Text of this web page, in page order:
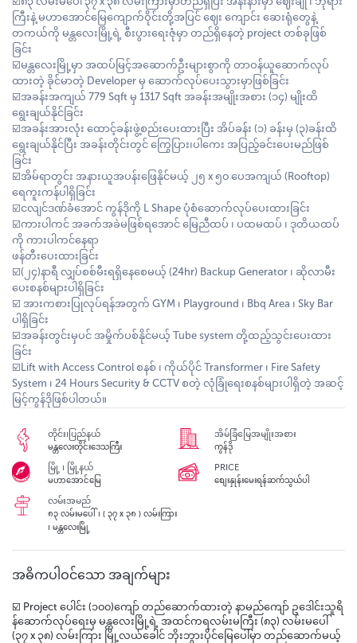
ကြီးနဲ့ မဟာအောင်မြေကျောက်ဝိုင်းတို့အပြင် ဈေး ကျောင်း ဆေးရုံတွေနဲ့
တကယ်ကို မန္တလေးမြို့ရဲ့ စီးပွားရေးဇုံမှာ တည်ရှိနေတဲ့ project တစ်ခုဖြစ်
ခြင်း
☑️မန္တလေးမြို့မှာ အထပ်မြင့်အဆောက်ဦးများစွာကို တာဝန်ယူဆောက်လုပ်
ထားတဲ့ ခိုင်မာတဲ့ Developer မှ ဆောက်လုပ်ပေးသွားမှာဖြစ်ခြင်း
☑️အခန်းအကျယ် 779 Sqft မှ 1317 Sqft အခန်းအမျိုးအစား (၁၄) မျိုးထိ
ရွေးချယ်နိုင်ခြင်း
☑️အခန်းအားလုံး ထောင့်ခန်းဖွဲ့စည်းပေးထားပြီး အိပ်ခန်း (၁) ခန်းမှ (၃)ခန်းထိ
ရွေးချယ်နိုင်ပြီး အခန်းတိုင်းတွင် ကြွေပြား၊ပါကေး အပြည့်ခင်းပေးမည်ဖြစ်
ခြင်း
☑️အိမ်ရာတွင်း အနားယူအပန်းဖြေနိုင်မယ့် ၂၅ x ၅၀ ပေအကျယ် (Rooftop)
ရေကူးကန်ပါရှိခြင်း
☑️ငလျင်ဒဏ်ခံအောင် ကွန်ဒိုကို L Shape ပုံစံဆောက်လုပ်ပေးထားခြင်း
☑️ကားပါကင် အခက်အခဲမဖြစ်ရအောင် မြေညီထပ် ၊ ပထမထပ် ၊ ဒုတိယထပ်
ကို ကားပါကင်နေရာ
ဖန်တီးပေးထားခြင်း
☑️(၂၄)နာရီ လျှပ်စစ်မီးရရှိနေစေမယ့် (24hr) Backup Generator ၊ ဆိုလာမီး
ပေးစနစ်များပါရှိခြင်း
☑️ အားကစားပြုလုပ်ရန်အတွက် GYM ၊ Playground ၊ Bbq Area ၊ Sky Bar
ပါရှိခြင်း
☑️အခန်းတွင်းမှပင် အမှိုက်ပစ်နိုင်မယ့် Tube system တို့ထည့်သွင်းပေးထား
ခြင်း
☑️Lift with Access Control စနစ် ၊ ကိုယ်ပိုင် Transformer ၊ Fire Safety
System ၊ 24 Hours Security & CCTV စတဲ့ လုံခြုံရေးစနစ်များပါရှိတဲ့ အဆင့်
မြင့်ကွန်ဒိုဖြစ်ပါတယ်။
တိုင်း၊ပြည်နယ်
မန္တလေးတိုင်းဒေသကြီး
အိမ်ခြံမြေအမျိုးအစား
ကွန်ဒို
မြို့ ၊ မြို့နယ်
မဟာအောင်မြေ
PRICE
စျေးနှုန်းမေးရန်ဆက်သွယ်ပါ
လမ်းအမည်
၈၃ လမ်းမပေါ် ၊ ( ၃၇ x ၃၈ ) လမ်းကြား
၊ မန္တလေးမြို့
အဓိကပါဝင်သော အချက်များ
☑️ Project ပေါင်း (၁၀၀)ကျော် တည်ဆောက်ထားတဲ့ နာမည်ကျော် ဥဒေါင်းသူရိ
န်ဆောက်လုပ်ရေးမှ မန္တလေးမြို့ရဲ့ အထင်ကရလမ်းမကြီး (၈၃) လမ်းမပေါ်
(၃၇ x ၃၈) လမ်းကြား မြို့လယ်ခေါင် ဘိုးဘွားပိုင်မြေပေါ်မှာ တည်ဆောက်မယ့်